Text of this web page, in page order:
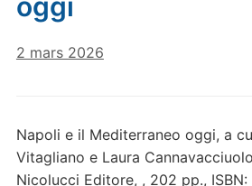
2 mars 2026
Napoli e il Mediterraneo oggi, a
Vitagliano e Laura
Nicolucci Editore, , 202 pp.,